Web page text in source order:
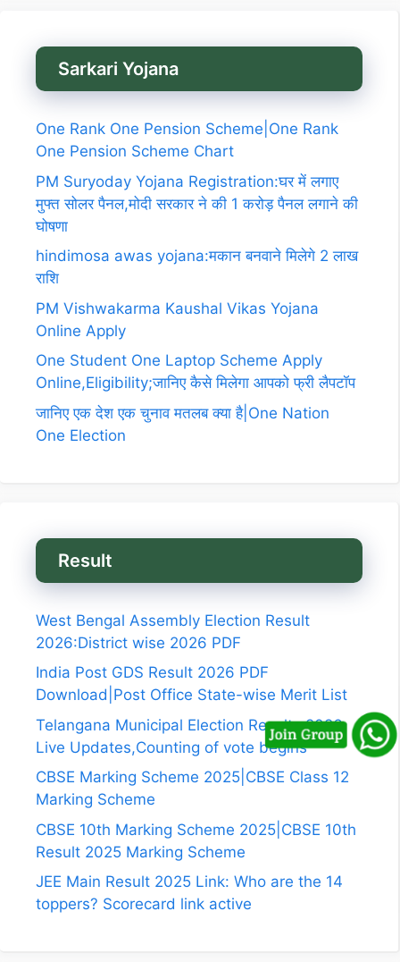
Sarkari Yojana
One Rank One Pension Scheme|One Rank
One Pension Scheme Chart
PM Suryoday Yojana Registration:घर में लगाए
मुफ्त सोलर पैनल,मोदी सरकार ने की 1 करोड़ पैनल लगाने की
घोषणा
hindimosa awas yojana:मकान बनवाने मिलेगे 2 लाख
राशि
PM Vishwakarma Kaushal Vikas Yojana
Online Apply
One Student One Laptop Scheme Apply
Online,Eligibility;जानिए कैसे मिलेगा आपको फ्री लैपटॉप
जानिए एक देश एक चुनाव मतलब क्या है|One Nation
One Election
Result
West Bengal Assembly Election Result
2026:District wise 2026 PDF
India Post GDS Result 2026 PDF
Download|Post Office State-wise Merit List
Telangana Municipal Election Results 2026
Live Updates,Counting of vote begins
CBSE Marking Scheme 2025|CBSE Class 12
Marking Scheme
CBSE 10th Marking Scheme 2025|CBSE 10th
Result 2025 Marking Scheme
JEE Main Result 2025 Link: Who are the 14
toppers? Scorecard link active